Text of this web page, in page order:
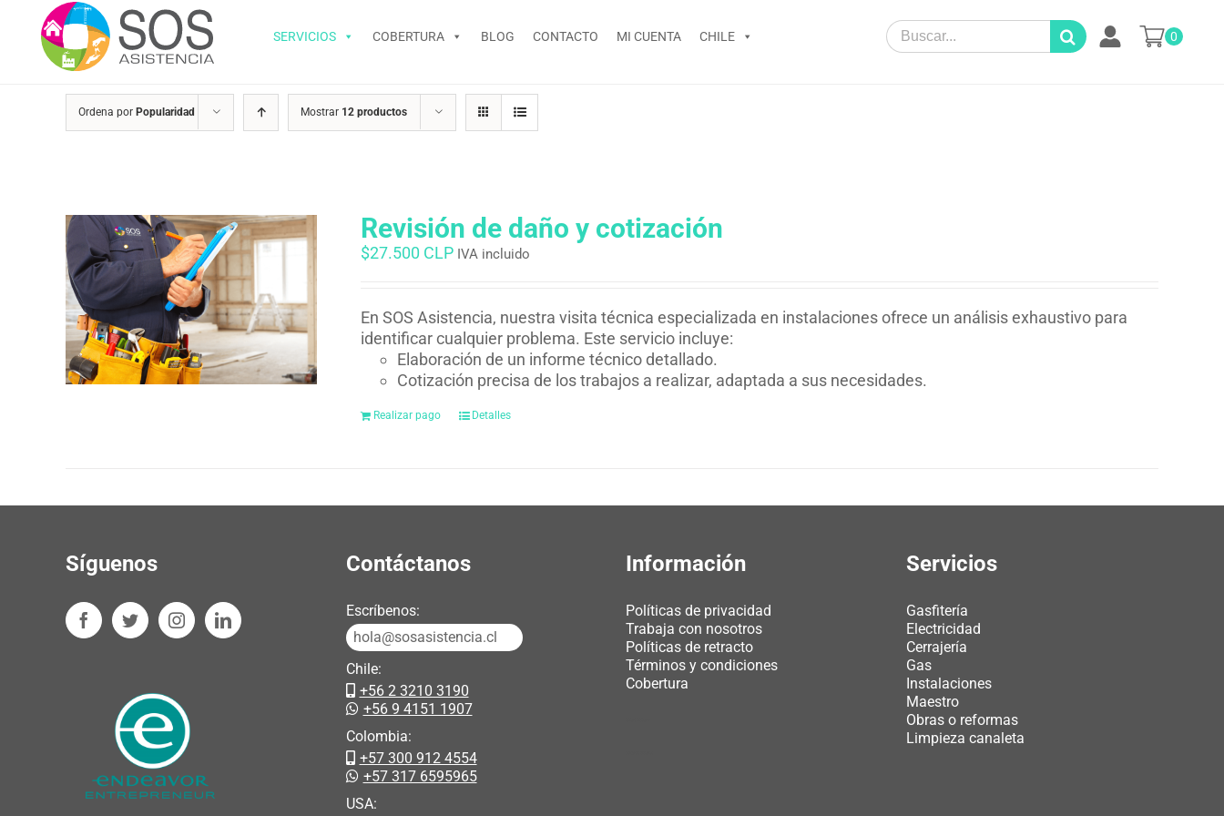
contenido
SERVICIOS COBERTURA BLOG CONTACTO MI CUENTA CHILE
Search
for:
0
Ordena por Popularidad Mostrar 12 productos
Revisión de daño y cotización
$27.500 CLP IVA incluido
En SOS Asistencia, nuestra visita técnica especializada en instalaciones ofrece un análisis exhaustivo para
identificar cualquier problema. Este servicio incluye:
Elaboración de un informe técnico detallado.
Cotización precisa de los trabajos a realizar, adaptada a sus necesidades.
Realizar pago Detalles
Síguenos Contáctanos
Escríbenos:
hola@sosasistencia.cl
Chile:
+56 2 3210 3190
+56 9 4151 1907
Colombia:
+57 300 912 4554
+57 317 6595965
USA:
Información
Políticas de privacidad
Trabaja con nosotros
Políticas de retracto
Términos y condiciones
Cobertura
Servicios
Gasfitería
Electricidad
Cerrajería
Gas
Instalaciones
Maestro
Obras o reformas
Limpieza canaleta